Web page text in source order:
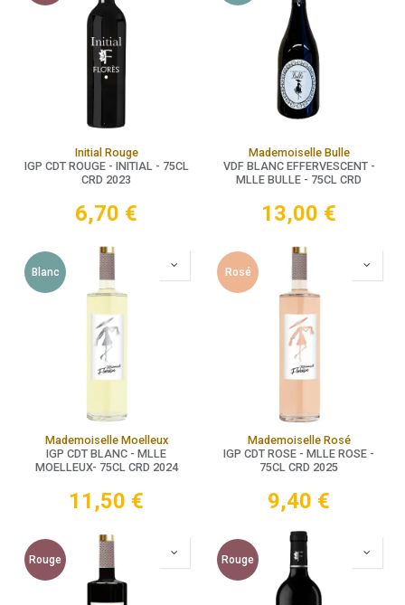
Initial Rouge
IGP CDT ROUGE - INITIAL - 75CL
CRD 2023
6,70 €
Mademoiselle Bulle
VDF BLANC EFFERVESCENT -
MLLE BULLE - 75CL CRD
13,00 €
Blanc
Mademoiselle Moelleux
IGP CDT BLANC - MLLE
MOELLEUX- 75CL CRD 2024
11,50 €
Rosé
Mademoiselle Rosé
IGP CDT ROSE - MLLE ROSE -
75CL CRD 2025
9,40 €
Rouge Rouge